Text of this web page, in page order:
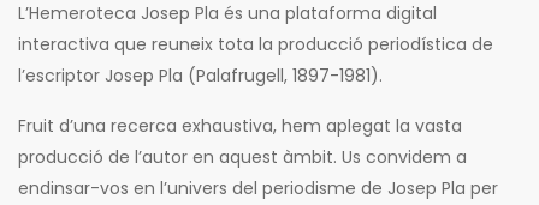
L’Hemeroteca Josep Pla és una plataforma digital
interactiva que reuneix tota la producció periodística de
l’escriptor Josep Pla (Palafrugell, 1897-1981).
Fruit d’una recerca exhaustiva, hem aplegat la vasta
producció de l’autor en aquest àmbit. Us convidem a
endinsar-vos en l’univers del periodisme de Josep Pla per